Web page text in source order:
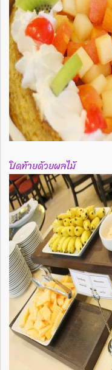
ปิดท้ายด้วยผลไม้